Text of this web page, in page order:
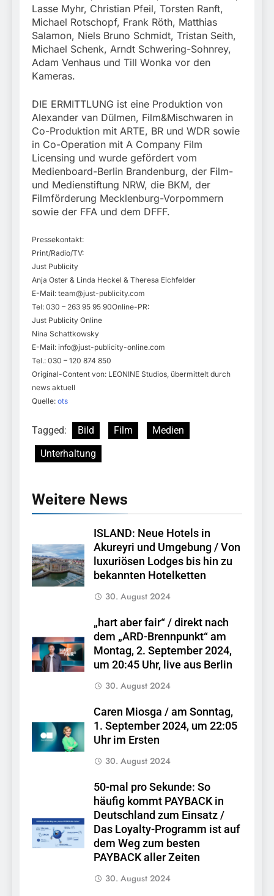
Lasse Myhr, Christian Pfeil, Torsten Ranft,
Michael Rotschopf, Frank Röth, Matthias
Salamon, Niels Bruno Schmidt, Tristan Seith,
Michael Schenk, Arndt Schwering-Sohnrey,
Adam Venhaus und Till Wonka vor den
Kameras.
DIE ERMITTLUNG ist eine Produktion von
Alexander van Dülmen, Film&Mischwaren in
Co-Produktion mit ARTE, BR und WDR sowie
in Co-Operation mit A Company Film
Licensing und wurde gefördert vom
Medienboard-Berlin Brandenburg, der Film-
und Medienstiftung NRW, die BKM, der
Filmförderung Mecklenburg-Vorpommern
sowie der FFA und dem DFFF.
Pressekontakt:
Print/Radio/TV:
Just Publicity
Anja Oster & Linda Heckel & Theresa Eichfelder
E-Mail: team@just-publicity.com
Tel: 030 – 263 95 95 90Online-PR:
Just Publicity Online
Nina Schattkowsky
E-Mail: info@just-publicity-online.com
Tel.: 030 – 120 874 850
Original-Content von: LEONINE Studios, übermittelt durch
news aktuell
Quelle: ots
Tagged: Bild Film
Medien
Unterhaltung
Weitere News
ISLAND: Neue Hotels in
Akureyri und Umgebung / Von
luxuriösen Lodges bis hin zu
bekannten Hotelketten
30. August 2024
„hart aber fair“ / direkt nach
dem „ARD-Brennpunkt“ am
Montag, 2. September 2024,
um 20:45 Uhr, live aus Berlin
30. August 2024
Caren Miosga / am Sonntag,
1. September 2024, um 22:05
Uhr im Ersten
30. August 2024
50-mal pro Sekunde: So
häufig kommt PAYBACK in
Deutschland zum Einsatz /
Das Loyalty-Programm ist auf
dem Weg zum besten
PAYBACK aller Zeiten
30. August 2024